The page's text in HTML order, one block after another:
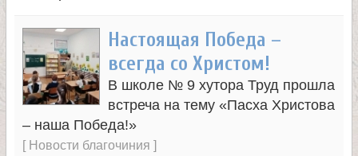
н
Настоящая Победа –
всегда со Христом!
В школе № 9 хутора Труд прошла
встреча на тему «Пасха Христова
– наша Победа!»
[ Новости благочиния ]